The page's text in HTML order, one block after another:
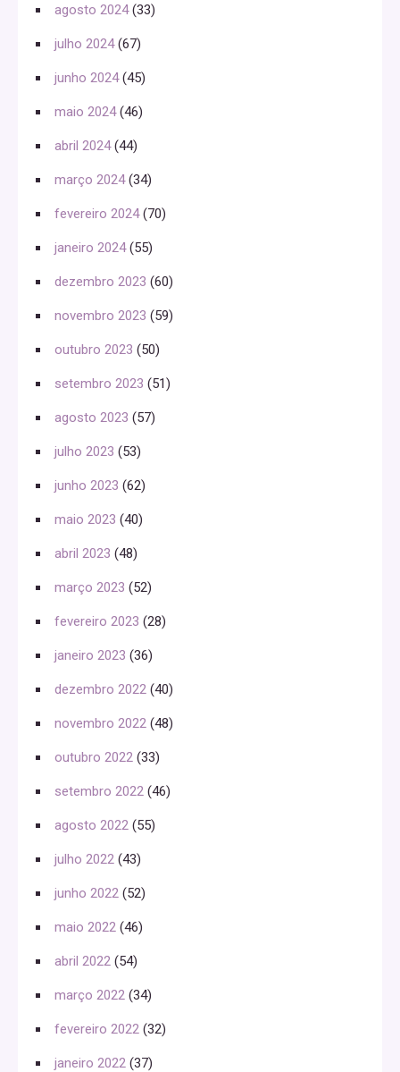
agosto 2024(33)
julho 2024(67)
junho 2024(45)
maio 2024(46)
abril 2024(44)
março 2024(34)
fevereiro 2024(70)
janeiro 2024(55)
dezembro 2023 (60)
novembro 2023 (59)
outubro 2023 (50)
setembro 2023 (51)
agosto 2023 (57)
julho 2023 (53)
junho 2023 (62)
maio 2023 (40)
abril 2023 (48)
março 2023 (52)
fevereiro 2023 (28)
janeiro 2023 (36)
dezembro 2022 (40)
novembro 2022 (48)
outubro 2022 (33)
setembro 2022 (46)
agosto 2022 (55)
julho 2022 (43)
junho 2022 (52)
maio 2022 (46)
abril 2022 (54)
março 2022 (34)
fevereiro 2022 (32)
janeiro 2022 (37)